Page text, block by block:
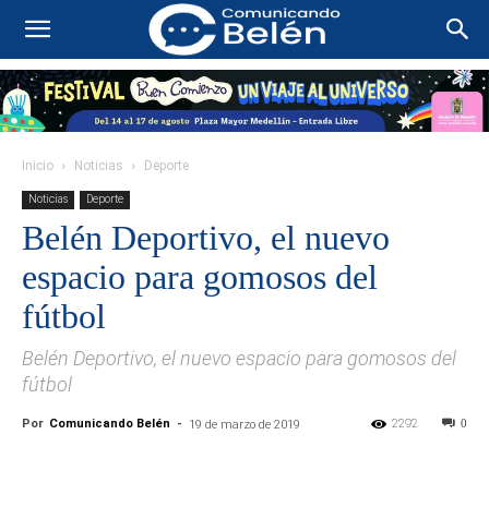
Inicio Noticias Deporte
Noticias Deporte
Belén Deportivo, el nuevo
espacio para gomosos del
fútbol
Belén Deportivo, el nuevo espacio para gomosos del
fútbol
Por Comunicando Belén - 19 de marzo de 2019 0
2292